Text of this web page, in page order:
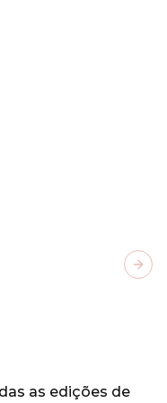
as edições de